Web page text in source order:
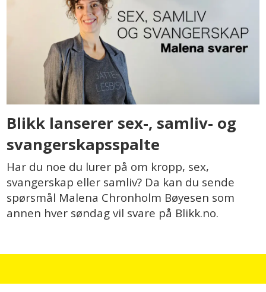
Blikk lanserer sex-, samliv- og
svangerskapsspalte
Har du noe du lurer på om kropp, sex,
svangerskap eller samliv? Da kan du sende
spørsmål Malena Chronholm Bøyesen som
annen hver søndag vil svare på Blikk.no.